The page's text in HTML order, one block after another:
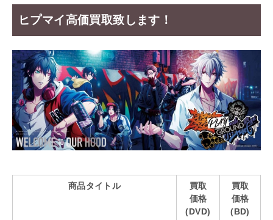
ヒプマイ高価買取致します！
商品タイトル
買取
価格
(DVD)
買取
価格
(BD)